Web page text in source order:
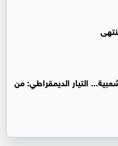
التيار الديمقراطي: من